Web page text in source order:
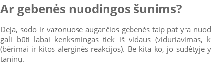
Ar gebenės nuodingos šunims?
Deja, sodo ir vazonuose augančios gebenės taip pat yra
gali būti labai kenksmingas tiek iš vidaus (viduriavimas,
(bėrimai ir kitos alerginės reakcijos). Be kita ko, jo sudėtyje
taninų.